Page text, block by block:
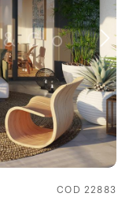
COD 22883